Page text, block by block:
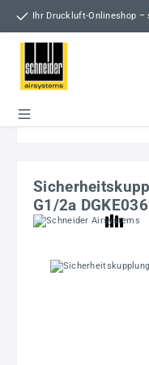
Zum Hauptinhalt springen
Ihr Druckluft-Onlineshop –
G1/2a
Bildergalerie überspringen